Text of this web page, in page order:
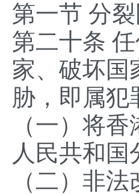
第一节 分
第二十条
家、破坏国
胁，即属犯
（一）将
人民共和国
（二）非